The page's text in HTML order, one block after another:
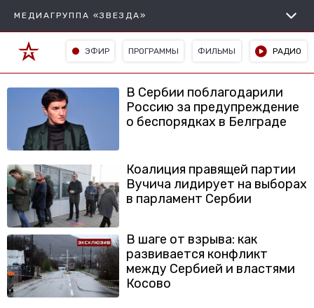
МЕДИАГРУППА «ЗВЕЗДА»
ЭФИР ПРОГРАММЫ ФИЛЬМЫ РАДИО
В Сербии поблагодарили
Россию за предупреждение
о беспорядках в Белграде
Коалиция правящей партии
Вучича лидирует на выборах
в парламент Сербии
В шаге от взрыва: как
развивается конфликт
между Сербией и властями
Косово